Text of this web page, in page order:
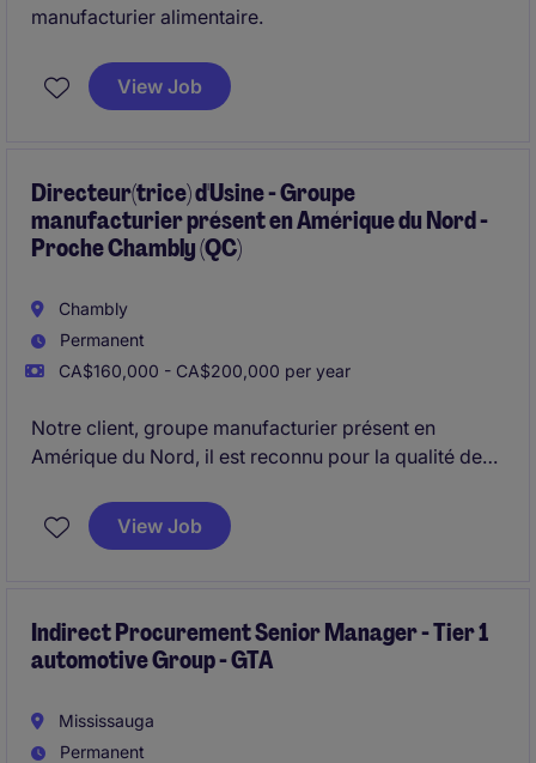
manufacturier alimentaire.
View Job
Directeur(trice) d'Usine - Groupe
manufacturier présent en Amérique du Nord -
Proche Chambly (QC)
Chambly
Permanent
CA$160,000 - CA$200,000 per year
Notre client, groupe manufacturier présent en
Amérique du Nord, il est reconnu pour la qualité de
son (sa) Directeur(trice) d'Usine pour prendre en
charge la performance de son site de production (70
Ce recrutement s'inscrit dans une évolution interne
du titulaire du poste au sein du groupe.
View Job
Indirect Procurement Senior Manager - Tier 1
automotive Group - GTA
Mississauga
Permanent